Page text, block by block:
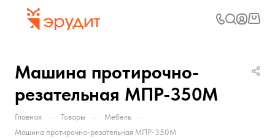
Машина протирочно-
резательная МПР-350М
Главная — Товары — Мебель —
Машина протирочно-резательная МПР-350М